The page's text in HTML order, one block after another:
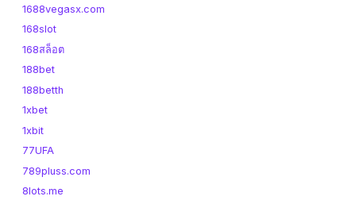
1688vegasx.com
168slot
168สล็อต
188bet
188betth
1xbet
1xbit
77UFA
789pluss.com
8lots.me